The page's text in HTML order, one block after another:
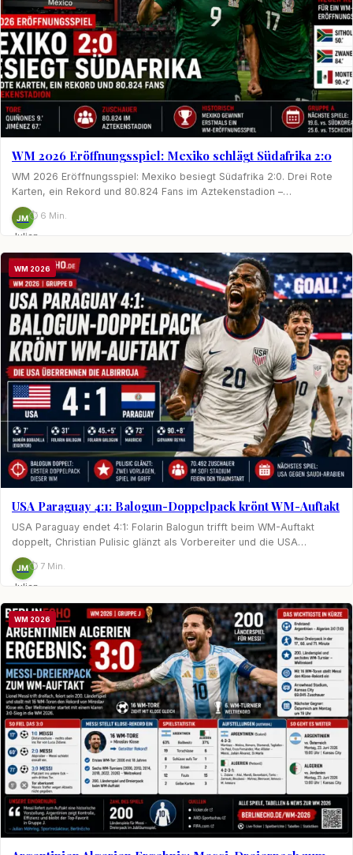
WM 2026 Eröffnungsspiel: Mexiko schlägt Südafrika 2:0
WM 2026 Eröffnungsspiel: Mexiko besiegt Südafrika 2:0. Drei Rote
Karten, ein Rekord und 80.824 Fans im Aztekenstadion –…
JM
Julian
Möhring
⏱ 6 Min.
WM 2026
USA Paraguay 4:1: Balogun-Doppelpack krönt WM-Auftakt
USA Paraguay endet 4:1: Folarin Balogun trifft beim WM-Auftakt
doppelt, Christian Pulisic glänzt als Vorbereiter und die USA…
JM
Julian
⏱ 7 Min.
WM 2026